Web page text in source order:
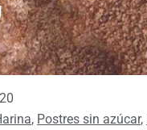
, Postres sin azúcar,